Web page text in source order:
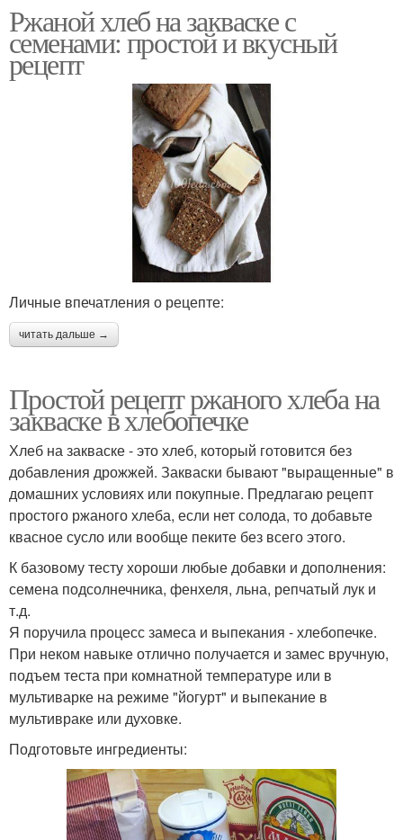
Ржаной хлеб на закваске с
семенами: простой и вкусный
рецепт
Личные впечатления о рецепте:
читать дальше →
Простой рецепт ржаного хлеба на
закваске в хлебопечке
Хлеб на закваске - это хлеб, который готовится без
добавления дрожжей. Закваски бывают "выращенные" в
домашних условиях или покупные. Предлагаю рецепт
простого ржаного хлеба, если нет солода, то добавьте
квасное сусло или вообще пеките без всего этого.
К базовому тесту хороши любые добавки и дополнения:
семена подсолнечника, фенхеля, льна, репчатый лук и
т.д.
Я поручила процесс замеса и выпекания - хлебопечке.
При неком навыке отлично получается и замес вручную,
подъем теста при комнатной температуре или в
мультиварке на режиме "йогурт" и выпекание в
мультивраке или духовке.
Подготовьте ингредиенты: